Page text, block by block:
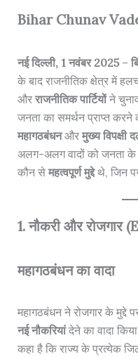
Bihar Chunav
नई दिल्ली, 1 नवंबर 2025–
के बाद राजनीतिक क्षेत्र में
और राजनीतिक पार्टियोंने
जनता का समर्थन प्राप्त
महागठबंधनऔर मुख्य विपक्षी
अलग-अलग वादों को जनता के
कौन से महत्वपूर्ण मुद्देथे, जिन
1. नौकरी और
महागठबंधन का वादा
महागठबंधन ने रोजगार के मुद्दे
नई नौकरियांदेने का वादा
कहा है कि राज्य के प्रत्येक